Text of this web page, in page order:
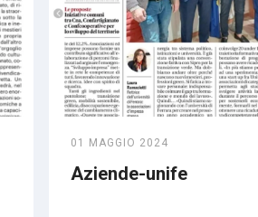
01 MAGGIO 2024
Aziende-unife